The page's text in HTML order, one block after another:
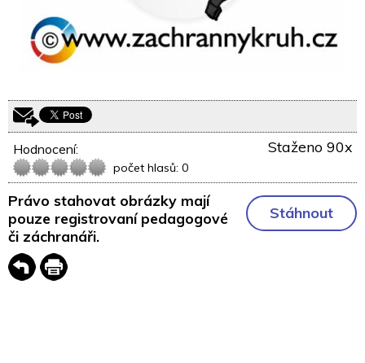
Staženo 90x
Hodnocení:
počet hlasů: 0
Stáhnout
Právo stahovat obrázky mají
pouze registrovaní pedagogové
či záchranáři.